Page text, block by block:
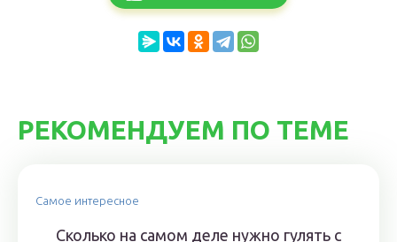
РЕКОМЕНДУЕМ ПО ТЕМЕ
Самое интересное
Сколько на самом деле нужно гулять с